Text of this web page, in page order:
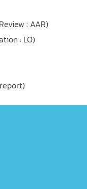
: AAR)
: LO)